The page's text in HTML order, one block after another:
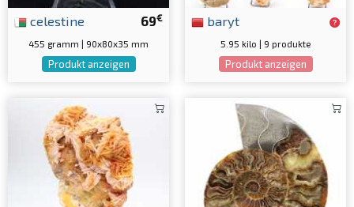
69€
celestine
455 gramm | 90x80x35 mm
Produkt anzeigen
baryt
5.95 kilo | 9 produkte
Produkt anzeigen